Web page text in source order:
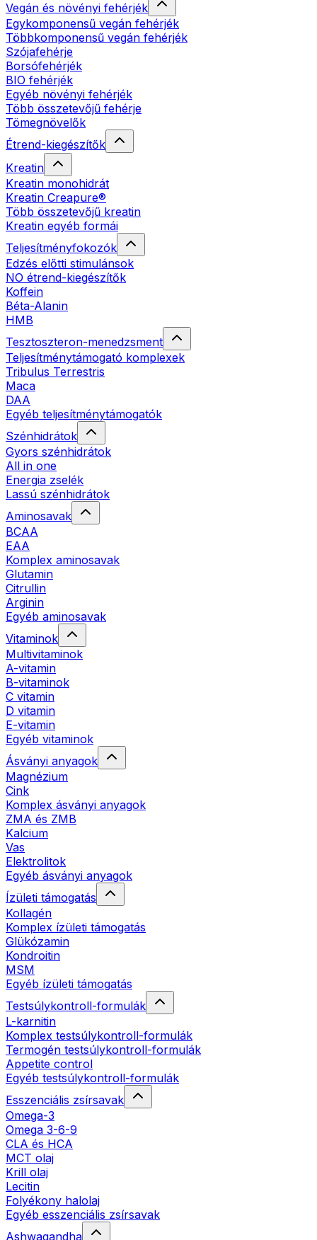
Vegán és növényi fehérjék
Egykomponensű vegán fehérjék
Többkomponensű vegán fehérjék
Szójafehérje
Borsófehérjék
BIO fehérjék
Egyéb növényi fehérjék
Több összetevőjű fehérje
Tömegnövelők
Étrend-kiegészítők
Kreatin
Kreatin monohidrát
Kreatin Creapure®
Több összetevőjű kreatin
Kreatin egyéb formái
Teljesítményfokozók
Edzés előtti stimulánsok
NO étrend-kiegészítők
Koffein
Béta-Alanin
HMB
Tesztoszteron-menedzsment
Teljesítménytámogató komplexek
Tribulus Terrestris
Maca
DAA
Egyéb teljesítménytámogatók
Szénhidrátok
Gyors szénhidrátok
All in one
Energia zselék
Lassú szénhidrátok
Aminosavak
BCAA
EAA
Komplex aminosavak
Glutamin
Citrullin
Arginin
Egyéb aminosavak
Vitaminok
Multivitaminok
A-vitamin
B-vitaminok
C vitamin
D vitamin
E-vitamin
Egyéb vitaminok
Ásványi anyagok
Magnézium
Cink
Komplex ásványi anyagok
ZMA és ZMB
Kalcium
Vas
Elektrolitok
Egyéb ásványi anyagok
Ízületi támogatás
Kollagén
Komplex ízületi támogatás
Glükózamin
Kondroitin
MSM
Egyéb ízületi támogatás
Testsúlykontroll-formulák
L-karnitin
Komplex testsúlykontroll-formulák
Termogén testsúlykontroll-formulák
Appetite control
Egyéb testsúlykontroll-formulák
Esszenciális zsírsavak
Omega-3
Omega 3-6-9
CLA és HCA
MCT olaj
Krill olaj
Lecitin
Folyékony halolaj
Egyéb esszenciális zsírsavak
Ashwagandha